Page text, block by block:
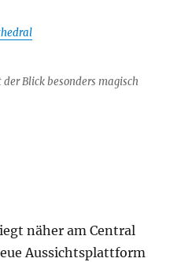
Blick besonders magisch
näher am Central
Aussichtsplattform